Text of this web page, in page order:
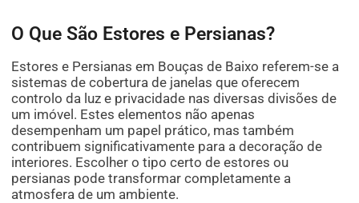
O Que São Estores e Persianas?
Estores e Persianas em Bouças de Baixo referem-se a
sistemas de cobertura de janelas que oferecem
controlo da luz e privacidade nas diversas divisões de
um imóvel. Estes elementos não apenas
desempenham um papel prático, mas também
contribuem significativamente para a decoração de
interiores. Escolher o tipo certo de estores ou
persianas pode transformar completamente a
atmosfera de um ambiente.